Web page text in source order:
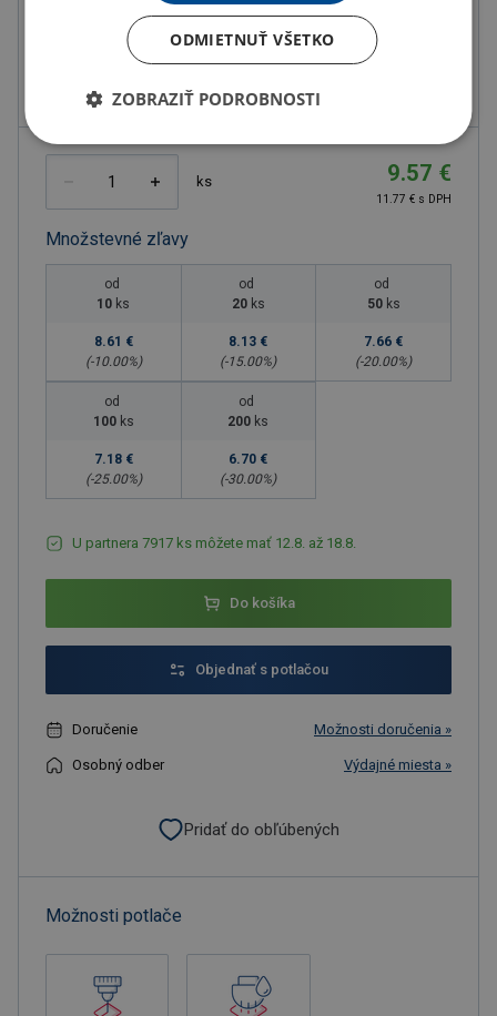
Rozmery
ks 9.57 €
11.77 € s DPH
Množstevné zľavy
od
10 ks
8.61 €
(-10.00%)
od
20 ks
8.13 €
(-15.00%)
od
50 ks
7.66 €
(-20.00%)
od
100 ks
7.18 €
(-25.00%)
od
200 ks
6.70 €
(-30.00%)
U partnera 7917 ks môžete mať 12.8. až 18.8.
Do košíka
Objednať s potlačou
Doručenie Možnosti doručenia »
Osobný odber Výdajné miesta »
Pridať do obľúbených
Možnosti potlače
ODMIETNUŤ VŠETKO
ZOBRAZIŤ PODROBNOSTI